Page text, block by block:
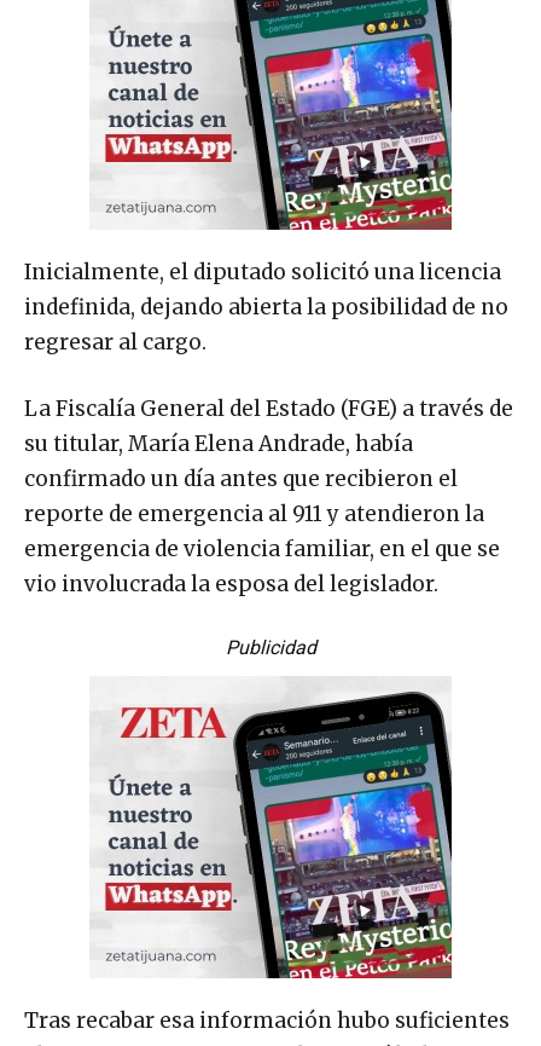
Inicialmente, el diputado solicitó una licencia
indefinida, dejando abierta la posibilidad de no
regresar al cargo.
La Fiscalía General del Estado (FGE) a través de
su titular, María Elena Andrade, había
confirmado un día antes que recibieron el
reporte de emergencia al 911 y atendieron la
emergencia de violencia familiar, en el que se
vio involucrada la esposa del legislador.
Publicidad
Tras recabar esa información hubo suficientes